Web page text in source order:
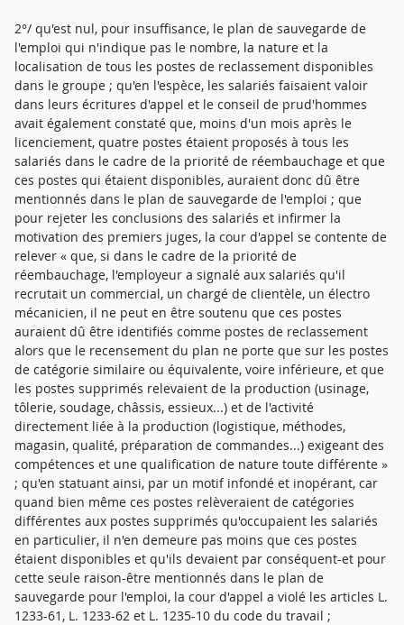
2°/ qu'est nul, pour insuffisance, le plan de sauvegarde de
l'emploi qui n'indique pas le nombre, la nature et la
localisation de tous les postes de reclassement disponibles
dans le groupe ; qu'en l'espèce, les salariés faisaient valoir
dans leurs écritures d'appel et le conseil de prud'hommes
avait également constaté que, moins d'un mois après le
licenciement, quatre postes étaient proposés à tous les
salariés dans le cadre de la priorité de réembauchage et que
ces postes qui étaient disponibles, auraient donc dû être
mentionnés dans le plan de sauvegarde de l'emploi ; que
pour rejeter les conclusions des salariés et infirmer la
motivation des premiers juges, la cour d'appel se contente de
relever « que, si dans le cadre de la priorité de
réembauchage, l'employeur a signalé aux salariés qu'il
recrutait un commercial, un chargé de clientèle, un électro
mécanicien, il ne peut en être soutenu que ces postes
auraient dû être identifiés comme postes de reclassement
alors que le recensement du plan ne porte que sur les postes
de catégorie similaire ou équivalente, voire inférieure, et que
les postes supprimés relevaient de la production (usinage,
tôlerie, soudage, châssis, essieux...) et de l'activité
directement liée à la production (logistique, méthodes,
magasin, qualité, préparation de commandes...) exigeant des
compétences et une qualification de nature toute différente »
; qu'en statuant ainsi, par un motif infondé et inopérant, car
quand bien même ces postes relèveraient de catégories
différentes aux postes supprimés qu'occupaient les salariés
en particulier, il n'en demeure pas moins que ces postes
étaient disponibles et qu'ils devaient par conséquent-et pour
cette seule raison-être mentionnés dans le plan de
sauvegarde pour l'emploi, la cour d'appel a violé les articles L.
1233-61, L. 1233-62 et L. 1235-10 du code du travail ;